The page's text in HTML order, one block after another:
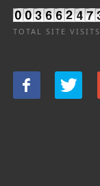
TOTAL SITE VISITS